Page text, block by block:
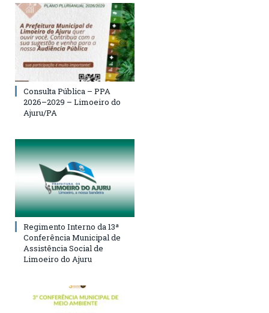
Consulta Pública – PPA
2026–2029 – Limoeiro do
Ajuru/PA
Regimento Interno da 13ª
Conferência Municipal de
Assistência Social de
Limoeiro do Ajuru